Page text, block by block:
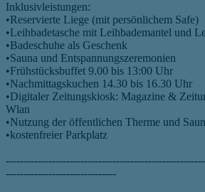
Inklusivleistungen:
•Reservierte Liege (mit persönlichem Safe)
•Leihbadetasche mit Leihbademantel und
•Badeschuhe als Geschenk
•Sauna und Entspannungszeremonien
•Frühstücksbuffet 9.00 bis 13:00 Uhr
•Nachmittagskuchen 14.30 bis 16.30 Uhr
•Digitaler Zeitungskiosk: Magazine &
Wlan
•Nutzung der öffentlichen Therme und
•kostenfreier Parkplatz
-------------------------------